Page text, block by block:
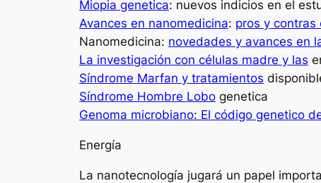
Miopia genetica: nuevos indicios en el
Avances en nanomedicina: pros y contras
Nanomedicina: novedades y avances en
La investigación con células madre y las
Síndrome Marfan y tratamientos
Síndrome Hombre Lobo genetica
Genoma microbiano: El código genetico
Energía
La nanotecnología jugará un papel